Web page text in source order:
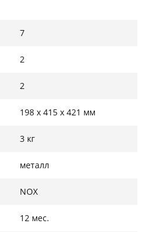
7
2
2
198 x 415 x 421 мм
3 кг
металл
NOX
12 мес.